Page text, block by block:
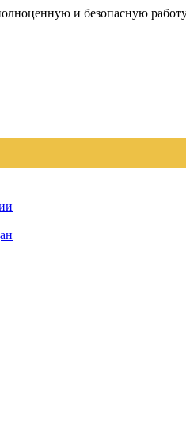
и безопасную